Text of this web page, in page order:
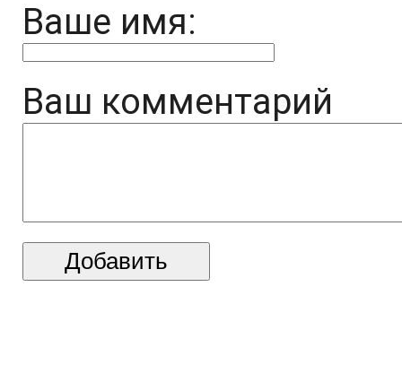
Ваше имя:
Ваш комментарий